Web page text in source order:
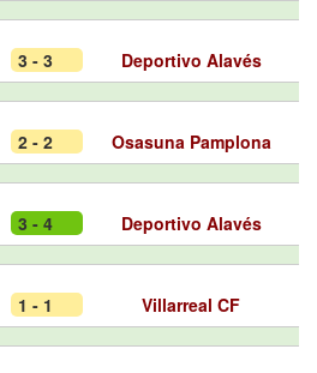
3 - 3 Deportivo Alavés
2 - 2 Osasuna Pamplona
3 - 4 Deportivo Alavés
1 - 1 Villarreal CF